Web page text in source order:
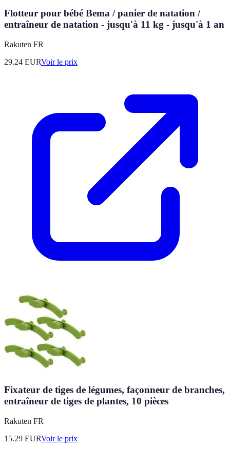
Flotteur pour bébé Bema / panier de natation /
entraîneur de natation - jusqu'à 11 kg - jusqu'à 1 an
Rakuten FR
29.24 EURVoir le prix
Fixateur de tiges de légumes, façonneur de branches,
entraîneur de tiges de plantes, 10 pièces
Rakuten FR
15.29 EURVoir le prix